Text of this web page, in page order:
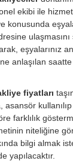
ekibi ile
konusunda
ulaşmasını
eşyalarınız
anlaşılan
fiyatları
asansör
farklılık
niteliğine
bilgi almak
yapılacaktır.